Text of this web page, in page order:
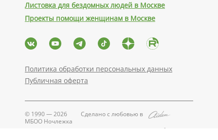
Листовка для бездомных людей в Москве
Проекты помощи женщинам в Москве
Политика обработки персональных данных
Публичная оферта
© 1990 — 2026
МБОО Ночлежка
Сделано с любовью в